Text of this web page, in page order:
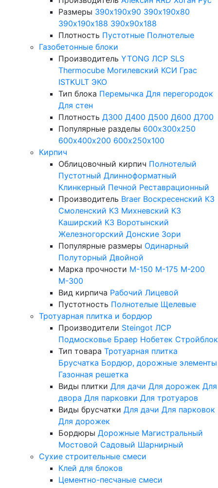
Размеры 390х190х90 390х190х80
390х190х188 390х90х188
Плотность Пустотные Полнотелые
Газобетонные блоки
Производитель YTONG ЛСР SLS
Thermocube Могилевский КСИ Грас
ISTKULT ЭКО
Тип блока Перемычка Для перегородок
Для стен
Плотность Д300 Д400 Д500 Д600 Д700
Популярные разделы 600х300х250
600х400х200 600х250х100
Кирпич
Облицовочный кирпич Полнотелый
Пустотный Длинноформатный
Клинкерный Печной Реставрационный
Производитель Braer Воскресенский КЗ
Смоленский КЗ Михневский КЗ
Каширский КЗ Воротынский
Железногорский Донские Зори
Популярные размеры Одинарный
Полуторный Двойной
Марка прочности М-150 М-175 М-200
М-300
Вид кирпича Рабочий Лицевой
Пустотность Полнотелые Щелевые
Тротуарная плитка и бордюр
Производители Steingot ЛСР
Подмосковье Браер Нобетек Стройблок
Тип товара Тротуарная плитка
Брусчатка Бордюр, дорожные элементы
Газонная решетка
Виды плитки Для дачи Для дорожек Для
двора Для парковки Для тротуаров
Виды брусчатки Для дачи Для парковок
Для дорожек
Бордюры Дорожные Магистральный
Мостовой Садовый Шарнирный
Сухие строительные смеси
Клей для блоков
Цементно-песчаные смеси